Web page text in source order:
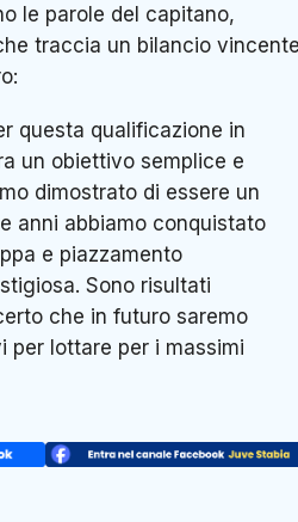
le parole del capitano,
traccia un bilancio
questa qualificazione in
un obiettivo semplice e
dimostrato di essere un
anni abbiamo conquistato
e piazzamento
Sono risultati
che in futuro saremo
per lottare per i massimi